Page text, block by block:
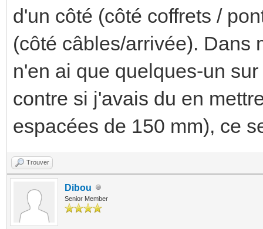
d'un côté (côté coffrets /
(côté câbles/arrivée). Dans
n'en ai que quelques-un
contre si j'avais du en
espacées de 150 mm), ce
Trouver
Dibou
Senior Member